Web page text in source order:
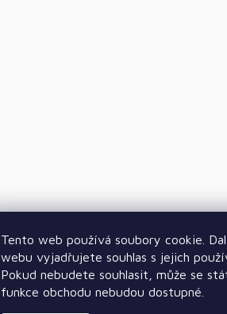
Tento web používá soubory cookie.
webu vyjadřujete souhlas s jejich
Pokud nebudete souhlasit, může se
funkce obchodu nebudou dostupné.